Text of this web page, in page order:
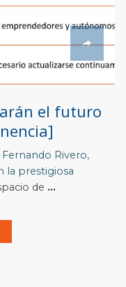
el futuro
Rivero,
la prestigiosa
de ...